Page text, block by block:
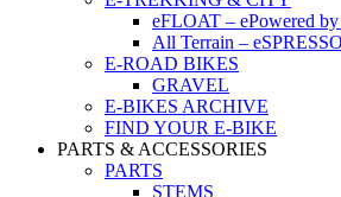
eFLOAT – ePowered
All Terrain –
E-ROAD BIKES
GRAVEL
E-BIKES ARCHIVE
FIND YOUR E-BIKE
PARTS & ACCESSORIES
PARTS
STEMS